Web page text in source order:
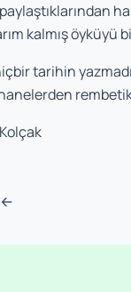
kalmış öyküyü
tarihin
←